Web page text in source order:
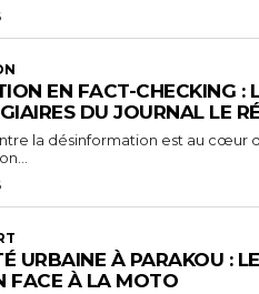
EN FACT-CHECKING :
DU JOURNAL LE
la désinformation est au cœur
URBAINE À PARAKOU :
FACE À LA MOTO